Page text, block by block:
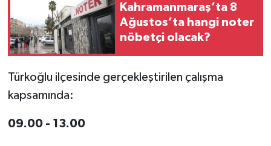
Kahramanmaraş’ta 8
Ağustos’ta hangi noter
nöbetçi olacak?
Türkoğlu ilçesinde gerçekleştirilen çalışma
kapsamında:
09.00 - 13.00